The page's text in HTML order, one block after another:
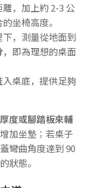
，加上約 2-3 公
坐椅高度。
，測量從地面到
，即為理想的桌面
桌底，提供足夠
度或腳踏板來輔
加坐墊；若桌子
彎曲角度達到 90
狀態。